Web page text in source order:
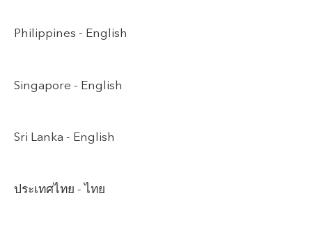
Philippines - English
Singapore - English
Sri Lanka - English
ประเทศไทย -ไทย